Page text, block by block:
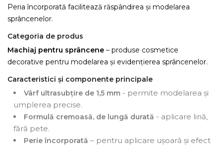
Peria încorporată facilitează răspândirea și modelarea
sprâncenelor.
Categoria de produs
Machiaj pentru sprâncene – produse cosmetice
decorative pentru modelarea și evidențierea sprâncenelor.
Caracteristici și componente principale
Vârf ultrasubțire de 1,5 mm - permite modelarea și
umplerea precise.
Formulă cremoasă, de lungă durată - aplicare lină,
fără pete.
Perie încorporată – pentru aplicare ușoară și efect